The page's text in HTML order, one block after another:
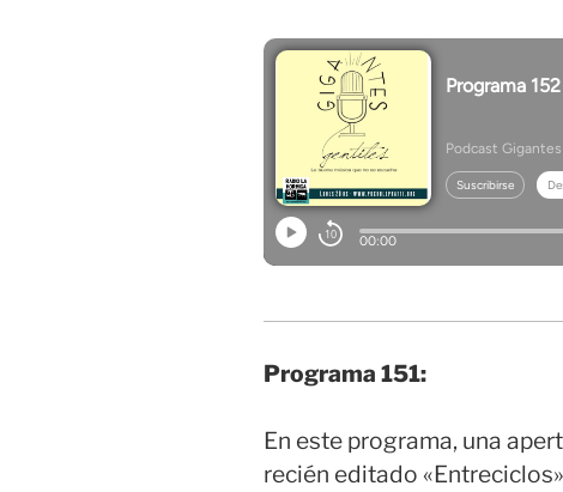
Programa 151:
En este programa, una
recién editado